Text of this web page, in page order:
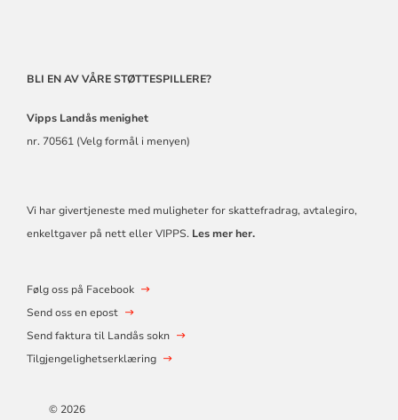
BLI EN AV VÅRE STØTTESPILLERE?
Vipps Landåsmenighet
nr. 70561 (Velg formål i menyen)
Vi har givertjeneste med muligheter for skattefradrag, avtalegiro,
enkeltgaver på nett eller VIPPS. Les mer her.
Følg oss på Facebook
Send oss en epost
Send faktura til Landås sokn
Tilgjengelighetserklæring
© 2026